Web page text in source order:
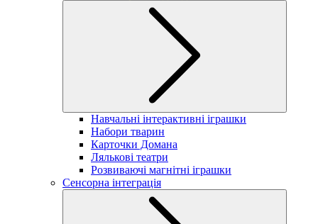
Навчальні інтерактивні іграшки
Набори тварин
Карточки Домана
Лялькові театри
Розвиваючі магнітні іграшки
Сенсорна інтеграція